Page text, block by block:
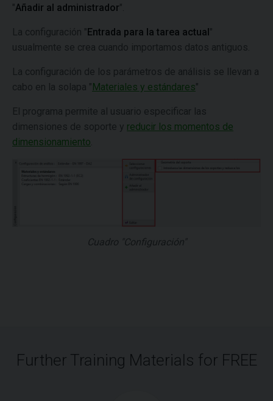
"Añadir al administrador".
La configuración "Entrada para la tarea actual"
usualmente se crea cuando importamos datos antiguos.
La configuración de los parámetros de análisis se llevan a
cabo en la solapa "Materiales y estándares"
El programa permite al usuario especificar las
dimensiones de soporte y reducir los momentos de
dimensionamiento
Cuadro "Configuración"
Further Training Materials for FREE